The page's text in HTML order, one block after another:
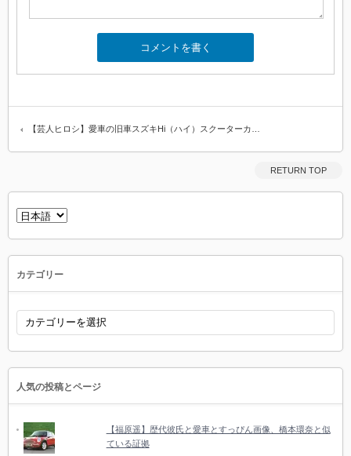
【芸人ヒロシ】愛車の旧車スズキHi（ハイ）スクーターカ…
RETURN TOP
言
語
カテゴリー
カ
ゴ
リ
人気の投稿とページ
【福原遥】歴代彼氏と愛車とすっぴん画像、橋本環奈と似
ている証拠